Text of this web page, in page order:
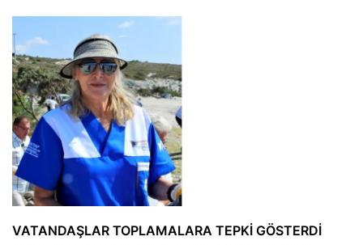
VATANDAŞLAR TOPLAMALARA TEPKİ GÖSTERDİ